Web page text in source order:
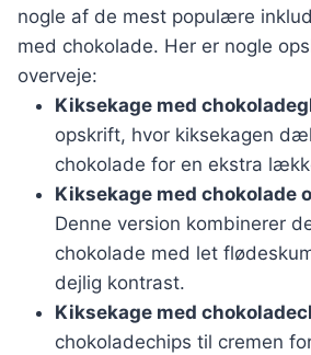
nogle af de mest populære
med chokolade. Her er nogle
overveje:
Kiksekage med
opskrift, hvor kiksekagen
chokolade for en ekstra
Kiksekage med chokolade
Denne version kombinerer
chokolade med let
dejlig kontrast.
Kiksekage med
chokoladechips til cremen